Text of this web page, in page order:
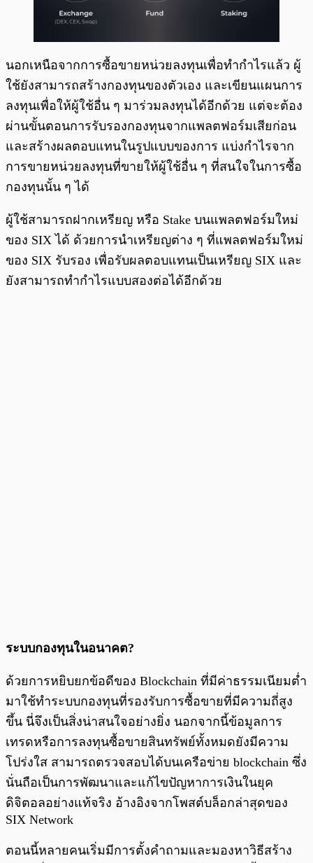
นอกเหนือจากการซื้อขายหน่วยลงทุนเพื่อทํากําไรแล้ว ผู้
ใช้ยังสามารถสร้างกองทุนของตัวเอง และเขียนแผนการ
ลงทุนเพื่อให้ผู้ใช้อื่น ๆ มาร่วมลงทุนได้อีกด้วย แต่จะต้อง
ผ่านขั้นตอนการรับรองกองทุนจากแพลตฟอร์มเสียก่อน
และสร้างผลตอบแทนในรูปแบบของการ แบ่งกําไรจาก
การขายหน่วยลงทุนที่ขายให้ผู้ใช้อื่น ๆ ที่สนใจในการซื้อ
กองทุนนั้น ๆ ได้
ผู้ใช้สามารถฝากเหรียญ หรือ Stake บนแพลตฟอร์มใหม่
ของ SIX ได้ ด้วยการนําเหรียญต่าง ๆ ที่แพลตฟอร์มใหม่
ของ SIX รับรอง เพื่อรับผลตอบแทนเป็นเหรียญ SIX และ
ยังสามารถทํากําไรแบบสองต่อได้อีกด้วย
ระบบกองทุนในอนาคต?
ด้วยการหยิบยกข้อดีของ Blockchain ที่มีค่าธรรมเนียมต่ำ
มาใช้ทําระบบกองทุนที่รองรับการซื้อขายที่มีความถี่สูง
ขึ้น นี่จึงเป็นสิ่งน่าสนใจอย่างยิ่ง นอกจากนี้ข้อมูลการ
เทรดหรือการลงทุนซื้อขายสินทรัพย์ทั้งหมดยังมีความ
โปร่งใส สามารถตรวจสอบได้บนเครือข่าย blockchain ซึ่ง
นั่นถือเป็นการพัฒนาและแก้ไขปัญหาการเงินในยุค
ดิจิตอลอย่างแท้จริง อ้างอิงจากโพสต์บล็อกล่าสุดของ
SIX Network
ตอนนี้หลายคนเริ่มมีการตั้งคำถามและมองหาวิธีสร้าง